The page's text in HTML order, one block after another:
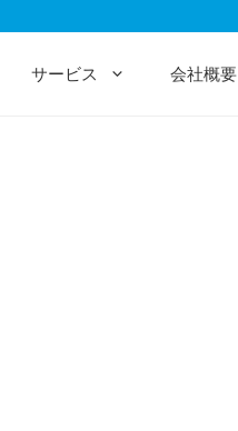
サービス 会社概要